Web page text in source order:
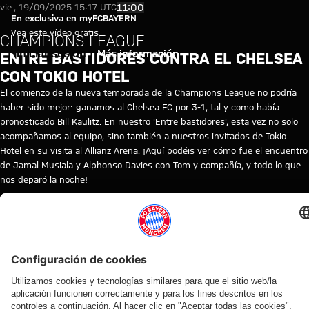
Champions League: Entre
Reproducir vídeo
En exclusiva en myFCBAYERN
Vea este vídeo gratis
Iniciar sesión Más información
vie., 19/09/2025 15:17 UTC11:00
CHAMPIONS LEAGUE
ENTRE BASTIDORES CONTRA EL CHELSEA
CON TOKIO HOTEL
El comienzo de la nueva temporada de la Champions League no podría
haber sido mejor: ganamos al Chelsea FC por 3-1, tal y como había
pronosticado Bill Kaulitz. En nuestro 'Entre bastidores', esta vez no solo
acompañamos al equipo, sino también a nuestros invitados de Tokio
Hotel en su visita al Allianz Arena. ¡Aquí podéis ver cómo fue el encuentro
de Jamal Musiala y Alphonso Davies con Tom y compañía, y todo lo que
nos deparó la noche!
FC
TV
LIGA
CAMPEONES
CHELSEAJAMALALPHONSOPRIMER
VÍDEOS RELACIONADOS